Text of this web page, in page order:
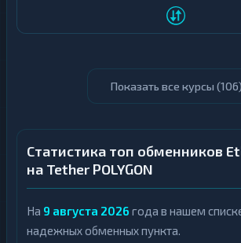
Показать все курсы (106)
Статистика топ обменников
на Tether POLYGON
На 9 августа 2026 года в нашем
надежных обменных пункта.